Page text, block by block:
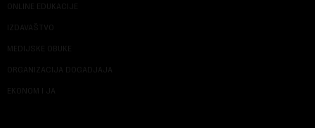
ONLINE EDUKACIJE
IZDAVAŠTVO
MEDIJSKE OBUKE
ORGANIZACIJA DOGADJAJA
EKONOM I JA